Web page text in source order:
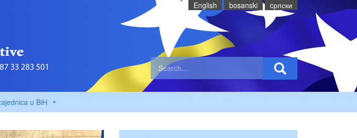
English bosanski cрпски
u BiH